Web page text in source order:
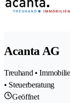
Acanta AG
Treuhand •
• Steuerberatung
Geöffnet